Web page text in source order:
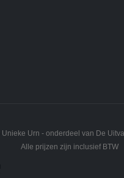
Urn - onderdeel van De
Alle prijzen zijn inclusief BTW